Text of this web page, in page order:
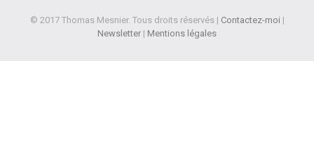
© 2017 Thomas Mesnier. Tous droits réservés | Contactez-moi |
Newsletter | Mentions légales